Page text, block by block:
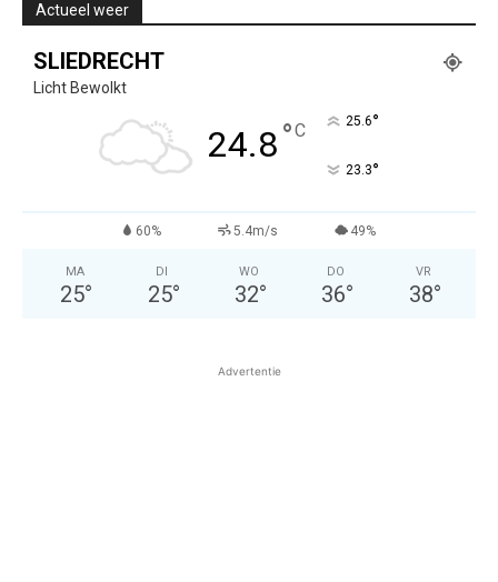
Actueel weer
SLIEDRECHT
Licht Bewolkt
24.8°C 25.6°
23.3°
60% 5.4m/s 49%
MA
25°
DI
25°
WO
32°
DO
36°
VR
38°
Advertentie